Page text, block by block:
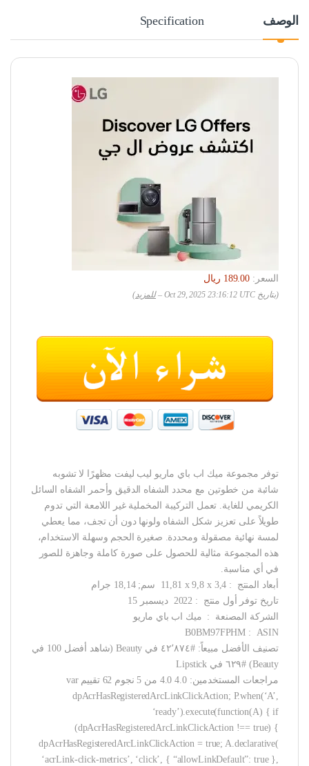
الوصف Specification
السعر:
‏189.00 ريال
(بتاريخ Oct 29, 2025 23:16:12 UTC – للمزيد)
توفر مجموعة ميك اب باي ماريو ليب ليفت مظهرًا لا تشوبه
شائبة من خطوتين مع محدد الشفاه الدقيق وأحمر الشفاه السائل
الكريمي للغاية. تعمل التركيبة المخملية غير اللامعة التي تدوم
طويلاً على تعزيز شكل الشفاه ولونها دون أن تجف، مما يعطي
لمسة نهائية مصقولة ومحددة. صغيرة الحجم وسهلة الاستخدام،
هذه المجموعة مثالية للحصول على صورة كاملة وجاهزة للصور
في أي مناسبة.
أبعاد المنتج ‏ : ‎ 11,81 x 9,8 x 3,4 سم; 18,14 جرام
تاريخ توفر أول منتج ‏ : ‎ 2022 ديسمبر 15
الشركة المصنعة ‏ : ‎ ميك اب باي ماريو
ASIN ‏ : ‎ B0BM97FPHM
تصنيف الأفضل مبيعاً: #٤٢٬٨٧٤ في Beauty (شاهد أفضل 100 في
Beauty) #٦٢٩ في Lipstick
مراجعات المستخدمين: 4.0 4.0 من 5 نجوم 62 تقييم var
dpAcrHasRegisteredArcLinkClickAction; P.when(‘A’,
‘ready’).execute(function(A) { if
(dpAcrHasRegisteredArcLinkClickAction !== true) {
dpAcrHasRegisteredArcLinkClickAction = true; A.declarative(
‘acrLink-click-metrics’, ‘click’, { “allowLinkDefault”: true },